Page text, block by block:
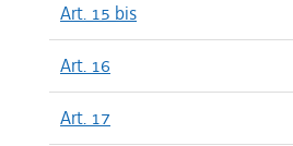
Art. 15 bis
Art. 16
Art. 17